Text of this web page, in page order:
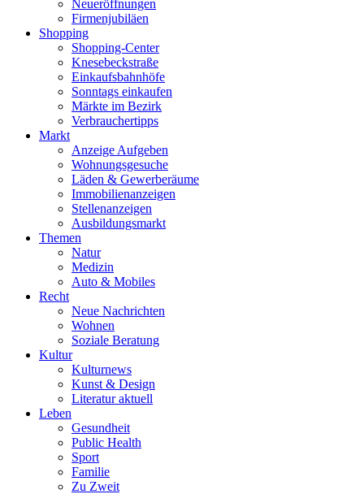
Neueröffnungen
Firmenjubiläen
Shopping
Shopping-Center
Knesebeckstraße
Einkaufsbahnhöfe
Sonntags einkaufen
Märkte im Bezirk
Verbrauchertipps
Markt
Anzeige Aufgeben
Wohnungsgesuche
Läden & Gewerberäume
Immobilienanzeigen
Stellenanzeigen
Ausbildungsmarkt
Themen
Natur
Medizin
Auto & Mobiles
Recht
Neue Nachrichten
Wohnen
Soziale Beratung
Kultur
Kulturnews
Kunst & Design
Literatur aktuell
Leben
Gesundheit
Public Health
Sport
Familie
Zu Zweit